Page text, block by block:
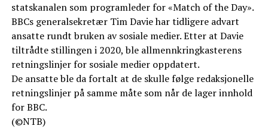
statskanalen som programleder for «Match of the Day».
BBCs generalsekretær Tim Davie har tidligere advart
ansatte rundt bruken av sosiale medier. Etter at Davie
tiltrådte stillingen i 2020, ble allmennkringkasterens
retningslinjer for sosiale medier oppdatert.
De ansatte ble da fortalt at de skulle følge redaksjonelle
retningslinjer på samme måte som når de lager innhold
for BBC.
(©NTB)